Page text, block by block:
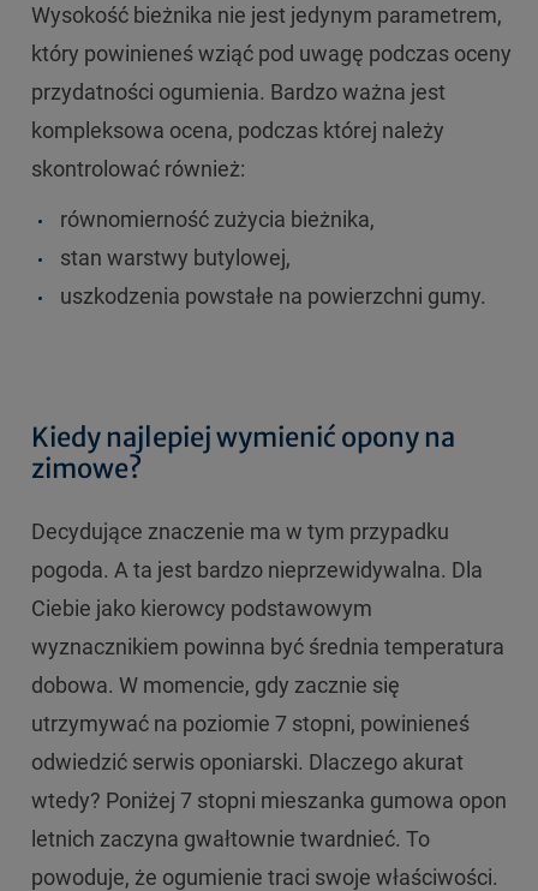
Wysokość bieżnika nie jest jedynym parametrem,
który powinieneś wziąć pod uwagę podczas oceny
przydatności ogumienia. Bardzo ważna jest
kompleksowa ocena, podczas której należy
skontrolować również:
równomierność zużycia bieżnika,
stan warstwy butylowej,
uszkodzenia powstałe na powierzchni gumy.
Kiedy najlepiej wymienić opony na
zimowe?
Decydujące znaczenie ma w tym przypadku
pogoda. A ta jest bardzo nieprzewidywalna. Dla
Ciebie jako kierowcy podstawowym
wyznacznikiem powinna być średnia temperatura
dobowa. W momencie, gdy zacznie się
utrzymywać na poziomie 7 stopni, powinieneś
odwiedzić serwis oponiarski. Dlaczego akurat
wtedy? Poniżej 7 stopni mieszanka gumowa opon
letnich zaczyna gwałtownie twardnieć. To
powoduje, że ogumienie traci swoje właściwości.